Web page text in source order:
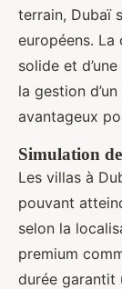
terrain, Dubaï
européens. La
solide et
la gestion
avantageux
Simulation
Les villas à
pouvant
selon la
premium
durée garantit